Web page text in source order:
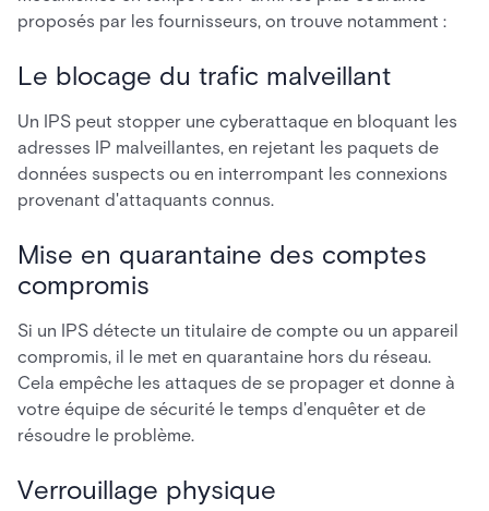
proposés par les fournisseurs, on trouve notamment :
Le blocage du trafic malveillant
Un IPS peut stopper une cyberattaque en bloquant les
adresses IP malveillantes, en rejetant les paquets de
données suspects ou en interrompant les connexions
provenant d'attaquants connus.
Mise en quarantaine des comptes
compromis
Si un IPS détecte un titulaire de compte ou un appareil
compromis, il le met en quarantaine hors du réseau.
Cela empêche les attaques de se propager et donne à
votre équipe de sécurité le temps d'enquêter et de
résoudre le problème.
Verrouillage physique